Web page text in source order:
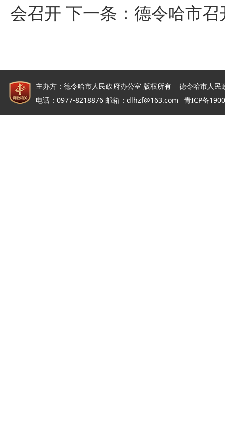
会召开 下一条： 德令哈市
主办方：德令哈市人民政府办公室 版权所有 德令哈市人
电话：0977-8218876 邮箱：dlhzf@163.com 青ICP备